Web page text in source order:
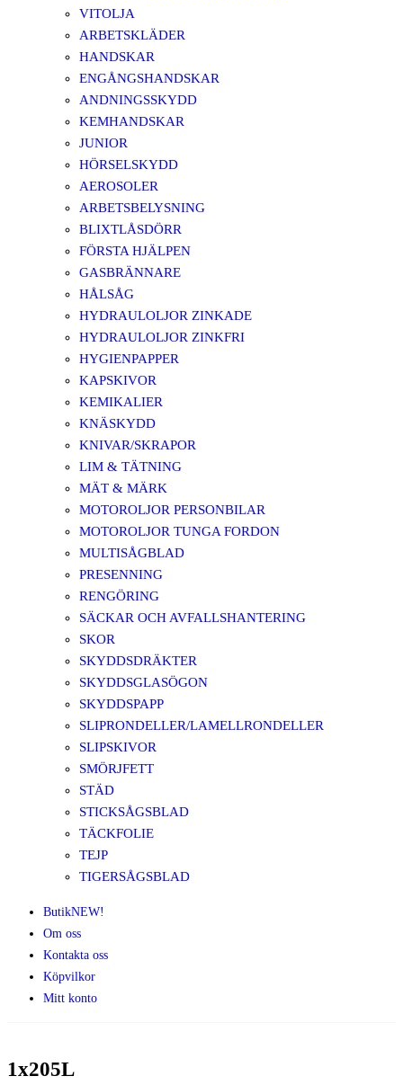
VITOLJA
ARBETSKLÄDER
HANDSKAR
ENGÅNGSHANDSKAR
ANDNINGSSKYDD
KEMHANDSKAR
JUNIOR
HÖRSELSKYDD
AEROSOLER
ARBETSBELYSNING
BLIXTLÅSDÖRR
FÖRSTA HJÄLPEN
GASBRÄNNARE
HÅLSÅG
HYDRAULOLJOR ZINKADE
HYDRAULOLJOR ZINKFRI
HYGIENPAPPER
KAPSKIVOR
KEMIKALIER
KNÄSKYDD
KNIVAR/SKRAPOR
LIM & TÄTNING
MÄT & MÄRK
MOTOROLJOR PERSONBILAR
MOTOROLJOR TUNGA FORDON
MULTISÅGBLAD
PRESENNING
RENGÖRING
SÄCKAR OCH AVFALLSHANTERING
SKOR
SKYDDSDRÄKTER
SKYDDSGLASÖGON
SKYDDSPAPP
SLIPRONDELLER/LAMELLRONDELLER
SLIPSKIVOR
SMÖRJFETT
STÄD
STICKSÅGSBLAD
TÄCKFOLIE
TEJP
TIGERSÅGSBLAD
ButikNEW!
Om oss
Kontakta oss
Köpvilkor
Mitt konto
1x205L